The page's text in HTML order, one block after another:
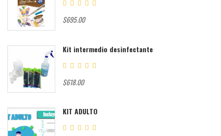
$695.00
Kit intermedio desinfectante
$618.00
KIT ADULTO